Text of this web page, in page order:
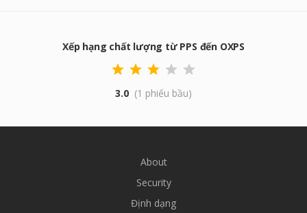
Xếp hạng chất lượng từ PPS đến OXPS
3.0 (1 phiếu bầu)
About
Security
Định dạng